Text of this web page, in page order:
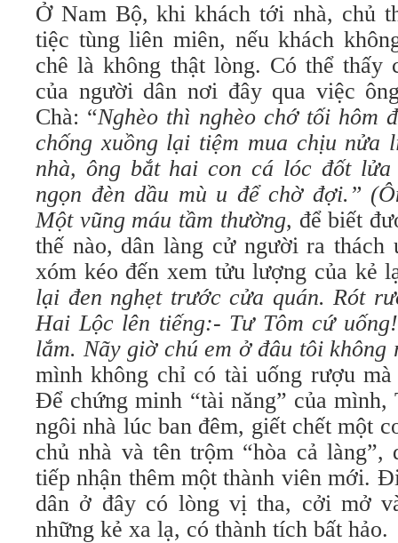
Ở Nam Bộ, khi khách tới nhà, chủ
tiệc tùng liên miên, nếu khách
chê là không thật lòng. Có thể thấy
của người dân nơi đây qua việc
Chà: “Nghèo thì nghèo chớ tối hôm
chống xuồng lại tiệm mua chịu nửa
nhà, ông bắt hai con cá lóc đốt
ngọn đèn dầu mù u để chờ đợi.”
Một vũng máu tầm thường, để biết
thế nào, dân làng cử người ra thách
xóm kéo đến xem tửu lượng của kẻ
lại đen nghẹt trước cửa quán. Rót
Hai Lộc lên tiếng:- Tư Tôm cứ
lắm. Nãy giờ chú em ở đâu tôi không
mình không chỉ có tài uống rượu
Để chứng minh “tài năng” của
ngôi nhà lúc ban đêm, giết chết một
chủ nhà và tên trộm “hòa cả
tiếp nhận thêm một thành viên mới.
dân ở đây có lòng vị tha, cởi mở
những kẻ xa lạ, có thành tích bất hảo.